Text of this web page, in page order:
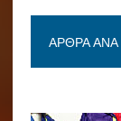
ΆΡΘΡΑ